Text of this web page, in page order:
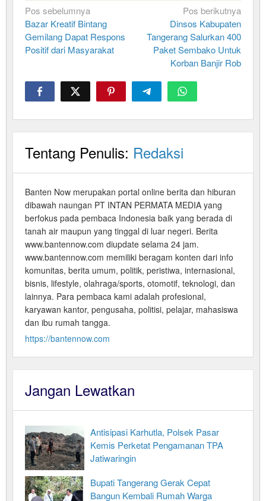
Navigasi
pos
Pos sebelumnya
Bazar Kreatif Bintang
Gemilang Dapat Respons
Positif dari Masyarakat
Pos berikutnya
Dinsos Kabupaten
Tangerang Salurkan 400
Paket Sembako Untuk
Korban Banjir Rob
Tentang Penulis: Redaksi
Banten Now merupakan portal online berita dan hiburan
dibawah naungan PT INTAN PERMATA MEDIA yang
berfokus pada pembaca Indonesia baik yang berada di
tanah air maupun yang tinggal di luar negeri. Berita
www.bantennow.com diupdate selama 24 jam.
www.bantennow.com memiliki beragam konten dari info
komunitas, berita umum, politik, peristiwa, internasional,
bisnis, lifestyle, olahraga/sports, otomotif, teknologi, dan
lainnya. Para pembaca kami adalah profesional,
karyawan kantor, pengusaha, politisi, pelajar, mahasiswa
dan ibu rumah tangga.
https://bantennow.com
Jangan Lewatkan
Antisipasi Karhutla, Polsek Pasar
Kemis Perketat Pengamanan TPA
Jatiwaringin
Bupati Tangerang Gerak Cepat
Bangun Kembali Rumah Warga